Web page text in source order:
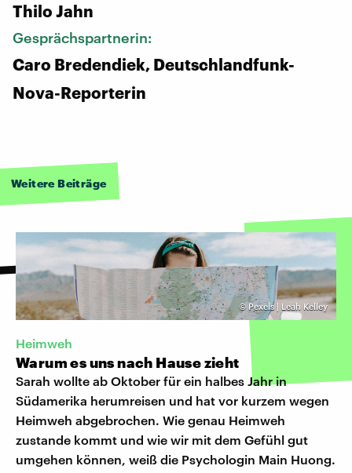
Thilo Jahn
Gesprächspartnerin:
Caro Bredendiek, Deutschlandfunk-
Nova-Reporterin
Weitere Beiträge
©Pexels | Leah Kelley
Heimweh
Warum es uns nach Hause zieht
Sarah wollte ab Oktober für ein halbes Jahr in
Südamerika herumreisen und hat vor kurzem wegen
Heimweh abgebrochen. Wie genau Heimweh
zustande kommt und wie wir mit dem Gefühl gut
umgehen können, weiß die Psychologin Main Huong.